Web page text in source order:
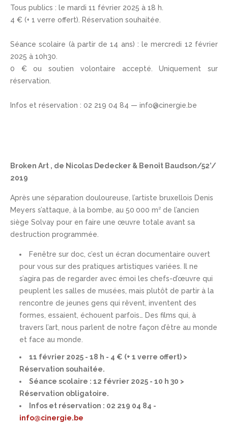
Tous publics : le mardi 11 février 2025 à 18 h.
4 € (+ 1 verre offert). Réservation souhaitée.
Séance scolaire (à partir de 14 ans) : le mercredi 12 février
2025 à 10h30.
0 € ou soutien volontaire accepté. Uniquement sur
réservation.
Infos et réservation : 02 219 04 84 — info@cinergie.be
Broken Art , de Nicolas Dedecker & Benoît Baudson/52’/
2019
Après une séparation douloureuse, l’artiste bruxellois Denis
Meyers s’attaque, à la bombe, au 50 000 m² de l’ancien
siège Solvay pour en faire une œuvre totale avant sa
destruction programmée.
Fenêtre sur doc, c’est un écran documentaire ouvert
pour vous sur des pratiques artistiques variées. Il ne
s’agira pas de regarder avec émoi les chefs-d’œuvre qui
peuplent les salles de musées, mais plutôt de partir à la
rencontre de jeunes gens qui rêvent, inventent des
formes, essaient, échouent parfois… Des films qui, à
travers l’art, nous parlent de notre façon d’être au monde
et face au monde.
11 février 2025 - 18 h - 4 € (+ 1 verre offert) >
Réservation souhaitée.
Séance scolaire : 12 février 2025 - 10 h 30 >
Réservation obligatoire.
Infos et réservation : 02 219 04 84 -
info@cinergie.be